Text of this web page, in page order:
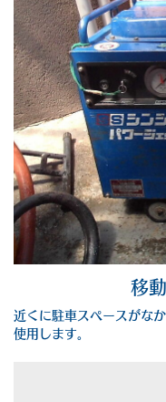
移
近くに駐車スペースがな
使用します。